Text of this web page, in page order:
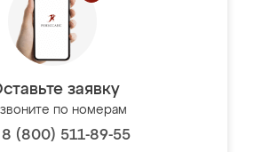
заявку
по номерам
8 (800) 511-89-55